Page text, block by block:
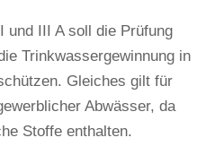
und III A soll die Prüfung
Trinkwassergewinnung in
Gleiches gilt für
Abwässer, da
Stoffe enthalten.